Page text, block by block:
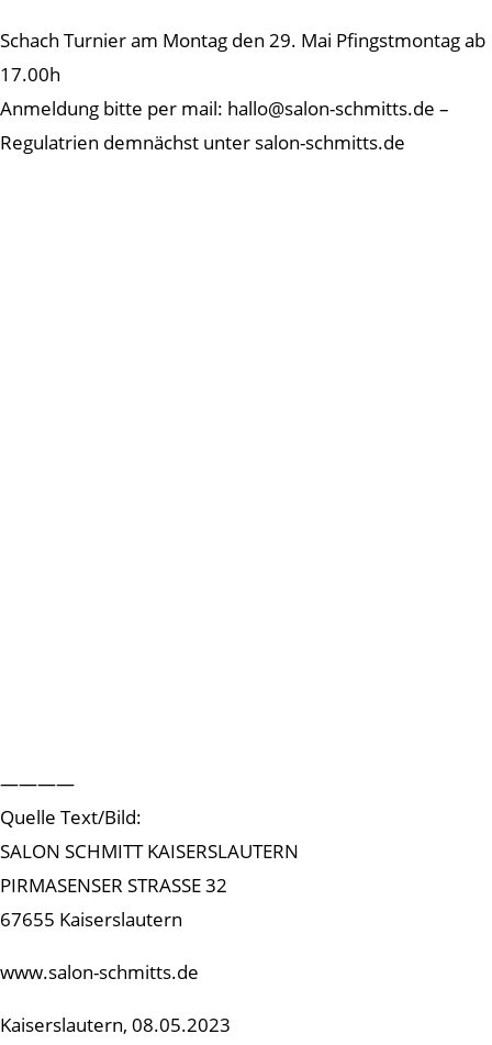
Schach Turnier am Montag den 29. Mai Pfingstmontag ab
17.00h
Anmeldung bitte per mail: hallo@salon-schmitts.de –
Regulatrien demnächst unter salon-schmitts.de
————
Quelle Text/Bild:
SALON SCHMITT KAISERSLAUTERN
PIRMASENSER STRASSE 32
67655 Kaiserslautern
www.salon-schmitts.de
Kaiserslautern, 08.05.2023